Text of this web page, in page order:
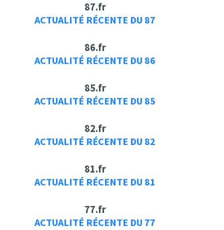
87.fr
ACTUALITÉ RÉCENTE DU 87
86.fr
ACTUALITÉ RÉCENTE DU 86
85.fr
ACTUALITÉ RÉCENTE DU 85
82.fr
ACTUALITÉ RÉCENTE DU 82
81.fr
ACTUALITÉ RÉCENTE DU 81
77.fr
ACTUALITÉ RÉCENTE DU 77